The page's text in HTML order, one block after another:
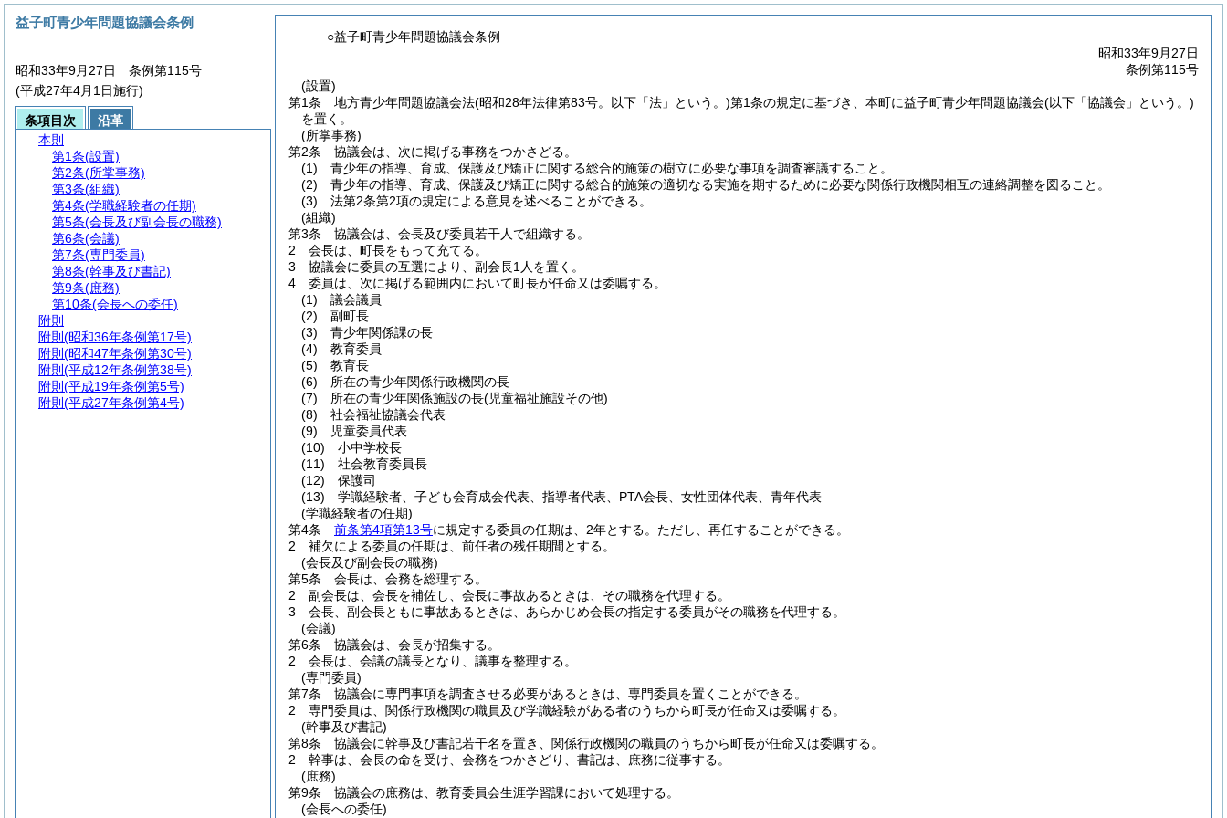
○益子町青少年問題協議会条例
昭和33年9月27日
条例第115号
(設置)
第1条
地方青少年問題協議会法(昭和28年法律第83号。以下「法」という。)第1条の規定に基づき、本町に益子町青少年問題協議会(以下「協議会」という。)
を置く。
(所掌事務)
第2条
協議会は、次に掲げる事務をつかさどる。
(1)
青少年の指導、育成、保護及び矯正に関する総合的施策の樹立に必要な事項を調査審議すること。
(2)
青少年の指導、育成、保護及び矯正に関する総合的施策の適切なる実施を期するために必要な関係行政機関相互の連絡調整を図ること。
(3)
法第2条第2項の規定による意見を述べることができる。
(組織)
第3条
協議会は、会長及び委員若干人で組織する。
2
会長は、町長をもって充てる。
3
協議会に委員の互選により、副会長1人を置く。
4
委員は、次に掲げる範囲内において町長が任命又は委嘱する。
(1)
議会議員
(2)
副町長
(3)
青少年関係課の長
(4)
教育委員
(5)
教育長
(6)
所在の青少年関係行政機関の長
(7)
所在の青少年関係施設の長(児童福祉施設その他)
(8)
社会福祉協議会代表
(9)
児童委員代表
(10)
小中学校長
(11)
社会教育委員長
(12)
保護司
(13)
学識経験者、子ども会育成会代表、指導者代表、PTA会長、女性団体代表、青年代表
(学職経験者の任期)
第4条
前条第4項第13号に規定する委員の任期は、2年とする。 ただし、再任することができる。
2
補欠による委員の任期は、前任者の残任期間とする。
(会長及び副会長の職務)
第5条
会長は、会務を総理する。
2
副会長は、会長を補佐し、会長に事故あるときは、その職務を代理する。
3
会長、副会長ともに事故あるときは、あらかじめ会長の指定する委員がその職務を代理する。
(会議)
第6条
協議会は、会長が招集する。
2
会長は、会議の議長となり、議事を整理する。
(専門委員)
第7条
協議会に専門事項を調査させる必要があるときは、専門委員を置くことができる。
2
専門委員は、関係行政機関の職員及び学識経験がある者のうちから町長が任命又は委嘱する。
(幹事及び書記)
第8条
協議会に幹事及び書記若干名を置き、関係行政機関の職員のうちから町長が任命又は委嘱する。
2
幹事は、会長の命を受け、会務をつかさどり、書記は、庶務に従事する。
(庶務)
第9条
協議会の庶務は、教育委員会生涯学習課において処理する。
(会長への委任)
益子町青少年問題協議会条例
昭和33年9月27日 条例第115号
(平成27年4月1日施行)
条項目次
沿革
本則
第1条(設置)
第2条(所掌事務)
第3条(組織)
第4条(学職経験者の任期)
第5条(会長及び副会長の職務)
第6条(会議)
第7条(専門委員)
第8条(幹事及び書記)
第9条(庶務)
第10条(会長への委任)
附則
附則 (昭和36年条例第17号)
附則 (昭和47年条例第30号)
附則 (平成12年条例第38号)
附則 (平成19年条例第5号)
附則 (平成27年条例第4号)